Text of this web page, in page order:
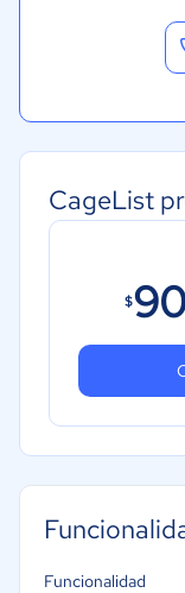
CageList
$
Funcionalidad